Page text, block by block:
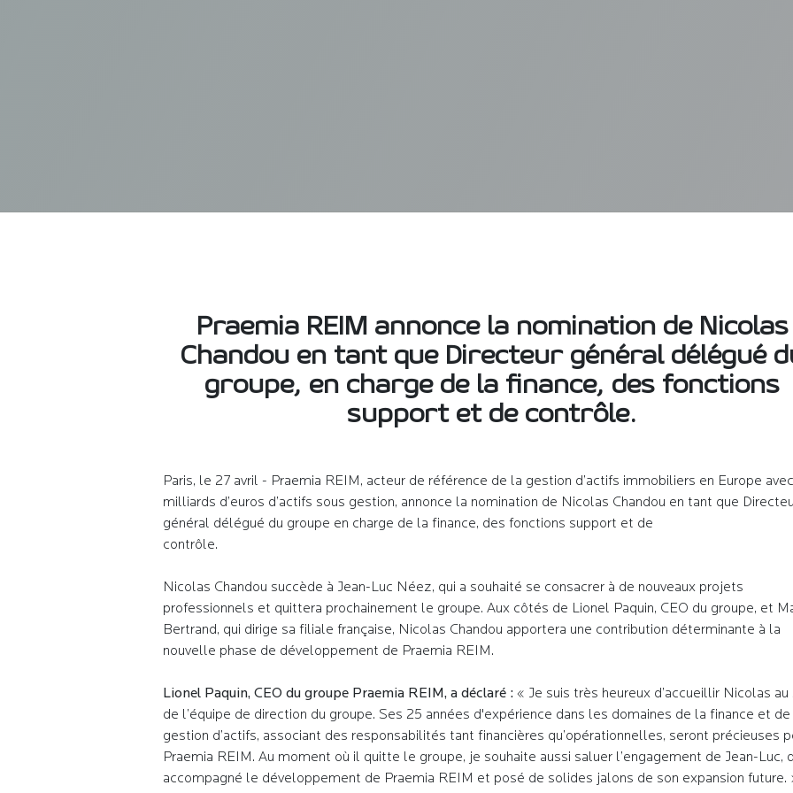
Praemia REIM annonce la nomination de Nicolas
Chandou en tant que Directeur général délégué
groupe, en charge de la finance, des fonctions
support et de contrôle.
Paris, le 27 avril - Praemia REIM, acteur de référence de la gestion d’actifs immobiliers en Europe
milliards d’euros d’actifs sous gestion, annonce la nomination de Nicolas Chandou en tant que
général délégué du groupe en charge de la finance, des fonctions support et de
contrôle.
Nicolas Chandou succède à Jean-Luc Néez, qui a souhaité se consacrer à de nouveaux projets
professionnels et quittera prochainement le groupe. Aux côtés de Lionel Paquin, CEO du groupe, et
Bertrand, qui dirige sa filiale française, Nicolas Chandou apportera une contribution déterminante à la
nouvelle phase de développement de Praemia REIM.
Lionel Paquin, CEO du groupe Praemia REIM, a déclaré : « Je suis très heureux d’accueillir Nicolas au
de l’équipe de direction du groupe. Ses 25 années d'expérience dans les domaines de la finance et
gestion d’actifs, associant des responsabilités tant financières qu’opérationnelles, seront précieuses
Praemia REIM. Au moment où il quitte le groupe, je souhaite aussi saluer l’engagement de Jean-Luc,
accompagné le développement de Praemia REIM et posé de solides jalons de son expansion future.